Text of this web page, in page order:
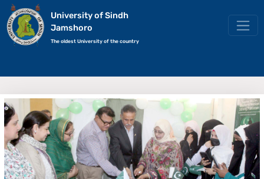
University of Sindh
Jamshoro
The oldest University of the country